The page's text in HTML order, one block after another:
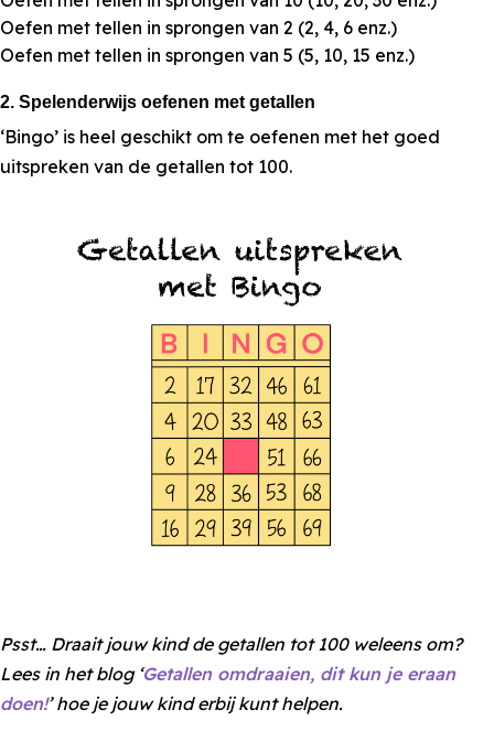
Oefen met tellen in sprongen van 2 (2, 4, 6 enz.)
Oefen met tellen in sprongen van 5 (5, 10, 15 enz.)
2. Spelenderwijs oefenen met getallen
‘Bingo’ is heel geschikt om te oefenen met het goed
uitspreken van de getallen tot 100.
Psst… Draait jouw kind de getallen tot 100 weleens om?
Lees in het blog ‘Getallen omdraaien, dit kun je eraan
doen!’ hoe je jouw kind erbij kunt helpen.